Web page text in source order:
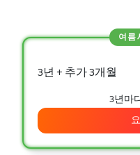
3년 + 추가 3개월
여름
3년마